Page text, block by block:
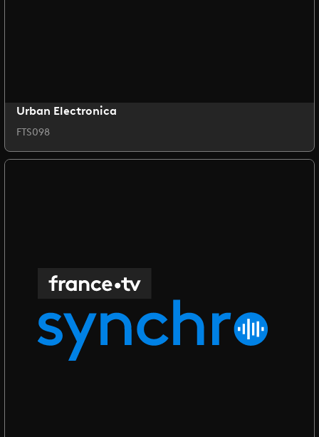
Urban Electronica
FTS098